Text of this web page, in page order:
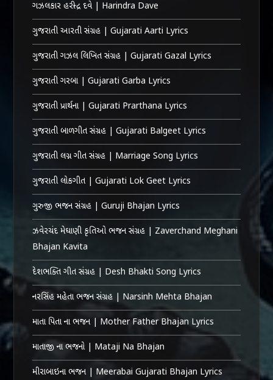
ગઝલકાર હરીન્દ્ર દવે | Harindra Dave
ગુજરાતી આરતી સંગ્રહ | Gujarati Aarti Lyrics
ગુજરાતી ગઝલ લિખિત સંગ્રહ | Gujarati Gazal Lyrics
ગુજરાતી ગરબા | Gujarati Garba Lyrics
ગુજરાતી પ્રાર્થના | Gujarati Prarthana Lyrics
ગુજરાતી બાળગીત સંગ્રહ | Gujarati Balgeet Lyrics
ગુજરાતી લગ્ન ગીત સંગ્રહ | Marriage Song Lyrics
ગુજરાતી લોકગીત | Gujarati Lok Geet Lyrics
ગુરુજી ભજન સંગ્રહ | Guruji Bhajan Lyrics
ઝવેરચંદ મેઘાણી કૃતિઓ ભજન સંગ્રહ | Zaverchand Meghani
Bhajan Kavita
દેશભક્તિ ગીત સંગ્રહ | Desh Bhakti Song Lyrics
નરસિંહ મહેતા ભજન સંગ્રહ | Narsinh Mehta Bhajan
માતા પિતા ના ભજન | Mother Father Bhajan Lyrics
માતાજી ના ભજનો | Mataji Na Bhajan
મીરાબાઇના ભજન | Meerabai Gujarati Bhajan Lyrics